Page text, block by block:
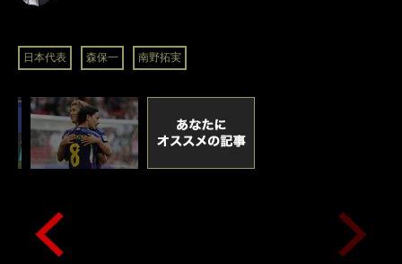
日本代表 森保一 南野拓実